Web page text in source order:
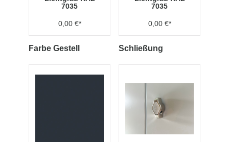
7035
0,00 €*
7035
0,00 €*
Farbe Gestell Schließung